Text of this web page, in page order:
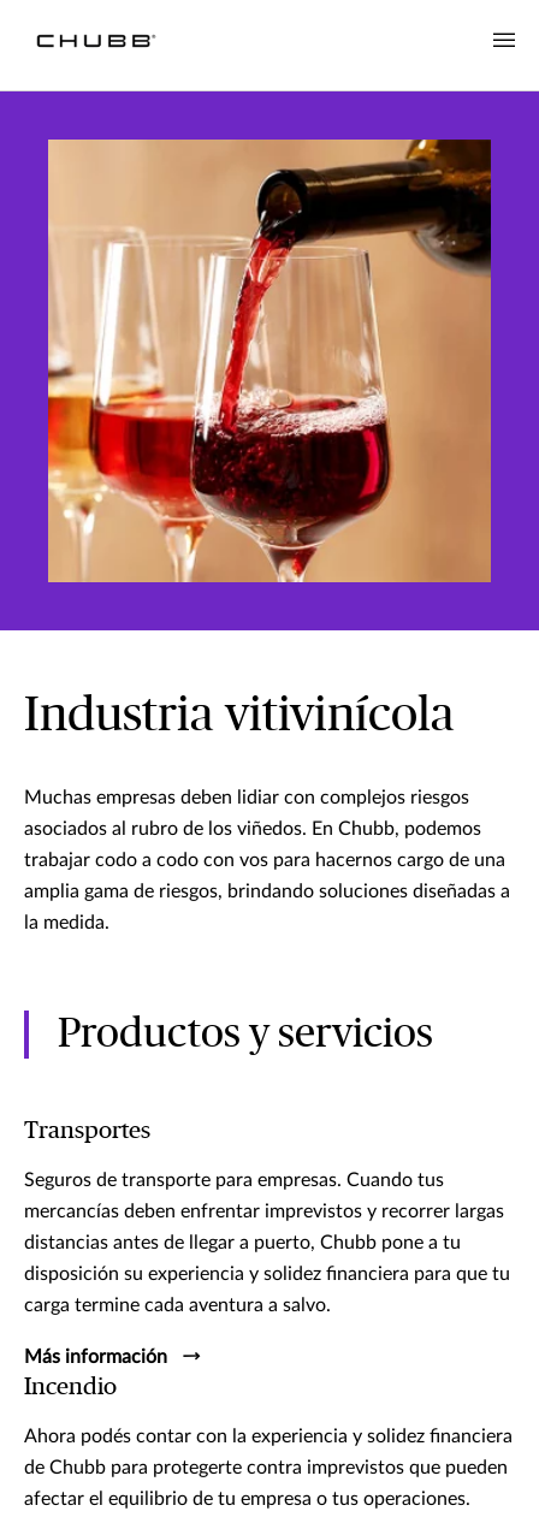
Industria vitivinícola
Muchas empresas deben lidiar con complejos riesgos
asociados al rubro de los viñedos. En Chubb, podemos
trabajar codo a codo con vos para hacernos cargo de una
amplia gama de riesgos, brindando soluciones diseñadas a
la medida.
Productos y servicios
Transportes
Seguros de transporte para empresas. Cuando tus
mercancías deben enfrentar imprevistos y recorrer largas
distancias antes de llegar a puerto, Chubb pone a tu
disposición su experiencia y solidez financiera para que tu
carga termine cada aventura a salvo.
Más información
Incendio
Ahora podés contar con la experiencia y solidez financiera
de Chubb para protegerte contra imprevistos que pueden
afectar el equilibrio de tu empresa o tus operaciones.